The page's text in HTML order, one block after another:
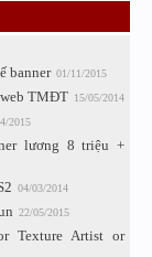
banner 01/11/2015
web TMĐT 15/05/2014
2015
lương 8 triệu +
04/03/2014
22/05/2015
Texture Artist or